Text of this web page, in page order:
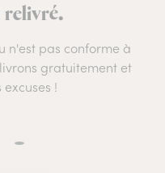
relivré.
n'est pas conforme à
gratuitement et
!